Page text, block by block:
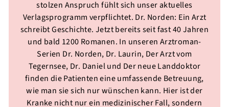
stolzen Anspruch fühlt sich unser aktuelles
Verlagsprogramm verpflichtet. Dr. Norden: Ein Arzt
schreibt Geschichte. Jetzt bereits seit fast 40 Jahren
und bald 1200 Romanen. In unseren Arztroman-
Serien Dr. Norden, Dr. Laurin, Der Arzt vom
Tegernsee, Dr. Daniel und Der neue Landdoktor
finden die Patienten eine umfassende Betreuung,
wie man sie sich nur wünschen kann. Hier ist der
Kranke nicht nur ein medizinischer Fall, sondern